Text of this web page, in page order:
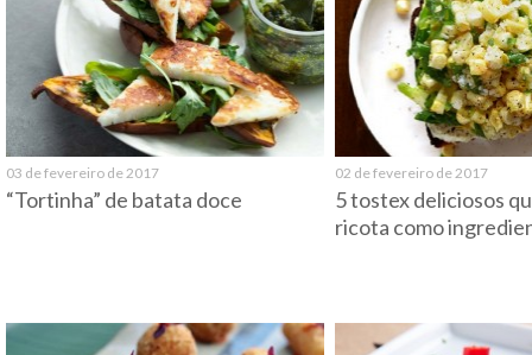
03 de fevereiro de 2017
“Tortinha” de batata doce
02 de fevereiro de 2017
5 tostex deliciosos
ricota como